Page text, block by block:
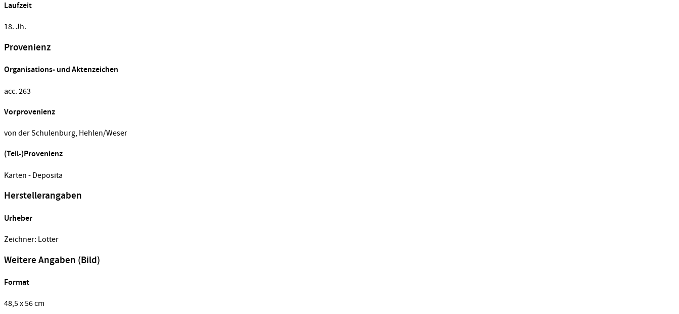
Laufzeit
18. Jh.
Provenienz
Organisations- und Aktenzeichen
acc. 263
Vorprovenienz
von der Schulenburg, Hehlen/Weser
(Teil-)Provenienz
Karten - Deposita
Herstellerangaben
Urheber
Zeichner: Lotter
Weitere Angaben (Bild)
Format
48,5 x 56 cm